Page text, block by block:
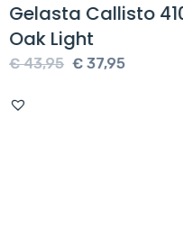
Gelasta Callisto
Oak Light
€43,95 Oorspronkelijke
€ 37,95Huidige